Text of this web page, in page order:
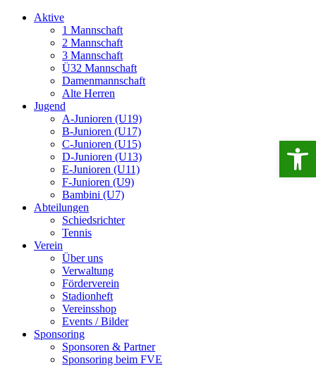
Aktive
1 Mannschaft
2 Mannschaft
3 Mannschaft
Ü32 Mannschaft
Damenmannschaft
Alte Herren
Jugend
A-Junioren (U19)
B-Junioren (U17)
C-Junioren (U15)
D-Junioren (U13)
E-Junioren (U11)
F-Junioren (U9)
Bambini (U7)
Abteilungen
Schiedsrichter
Tennis
Verein
Über uns
Verwaltung
Förderverein
Stadionheft
Vereinsshop
Events / Bilder
Sponsoring
Sponsoren & Partner
Sponsoring beim FVE